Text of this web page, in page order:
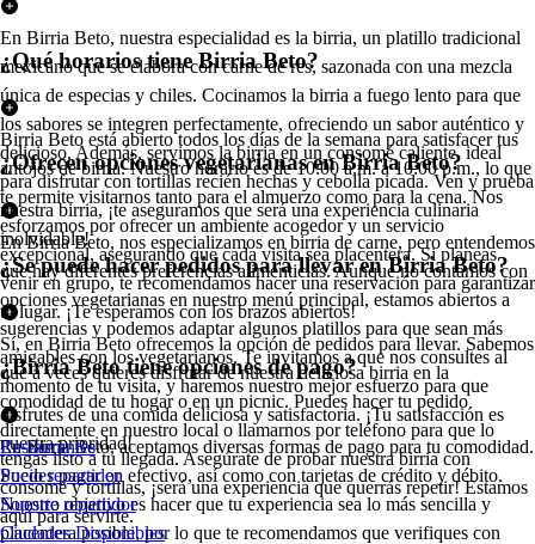
En Birria Beto, nuestra especialidad es la birria, un platillo tradicional
mexicano que se elabora con carne de res, sazonada con una mezcla
única de especias y chiles. Cocinamos la birria a fuego lento para que
los sabores se integren perfectamente, ofreciendo un sabor auténtico y
delicioso. Además, servimos la birria en un consomé caliente, ideal
para disfrutar con tortillas recién hechas y cebolla picada. Ven y prueba
nuestra birria, ¡te aseguramos que será una experiencia culinaria
inolvidable!
¿Qué horarios tiene Birria Beto?
Birria Beto está abierto todos los días de la semana para satisfacer tus
antojos de birria. Nuestro horario es de 10:00 a.m. a 10:00 p.m., lo que
te permite visitarnos tanto para el almuerzo como para la cena. Nos
esforzamos por ofrecer un ambiente acogedor y un servicio
excepcional, asegurando que cada visita sea placentera. Si planeas
venir en grupo, te recomendamos hacer una reservación para garantizar
tu lugar. ¡Te esperamos con los brazos abiertos!
¿Ofrecen opciones vegetarianas en Birria Beto?
En Birria Beto, nos especializamos en birria de carne, pero entendemos
que hay diferentes preferencias alimenticias. Aunque no contamos con
opciones vegetarianas en nuestro menú principal, estamos abiertos a
sugerencias y podemos adaptar algunos platillos para que sean más
amigables con los vegetarianos. Te invitamos a que nos consultes al
momento de tu visita, y haremos nuestro mejor esfuerzo para que
disfrutes de una comida deliciosa y satisfactoria. ¡Tu satisfacción es
nuestra prioridad!
¿Se puede hacer pedidos para llevar en Birria Beto?
Sí, en Birria Beto ofrecemos la opción de pedidos para llevar. Sabemos
que a veces quieres disfrutar de nuestra deliciosa birria en la
comodidad de tu hogar o en un picnic. Puedes hacer tu pedido
directamente en nuestro local o llamarnos por teléfono para que lo
tengas listo a tu llegada. Asegúrate de probar nuestra birria con
consomé y tortillas, ¡será una experiencia que querrás repetir! Estamos
aquí para servirte.
¿Birria Beto tiene opciones de pago?
En Birria Beto, aceptamos diversas formas de pago para tu comodidad.
Puedes pagar en efectivo, así como con tarjetas de crédito y débito.
Nuestro objetivo es hacer que tu experiencia sea lo más sencilla y
placentera posible, por lo que te recomendamos que verifiques con
Restaurantes
Socio repartidor
Soporte repartidor
Ciudades Disponibles